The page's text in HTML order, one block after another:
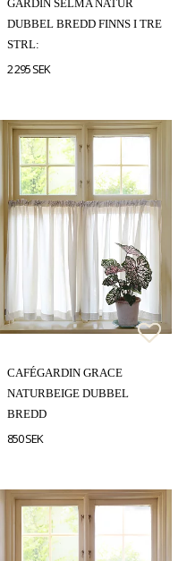
GARDIN SELMA NATUR
DUBBEL BREDD FINNS I TRE
STRL:
2 295 SEK
till i favoritlistan
till i favoritlistan
CAFÉGARDIN GRACE
NATURBEIGE DUBBEL
BREDD
850 SEK